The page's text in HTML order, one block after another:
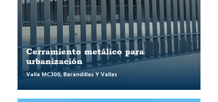
Cerramiento metálico para
urbanización
Valla MC300, Barandillas Y Vallas